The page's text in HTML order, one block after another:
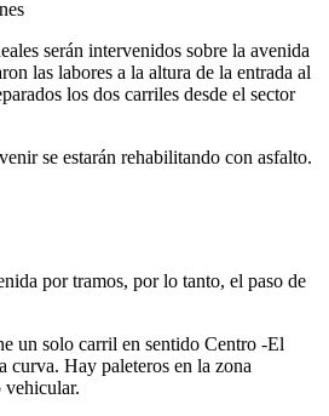
serán intervenidos sobre la avenida
las labores a la altura de la entrada al
los dos carriles desde el sector
se estarán rehabilitando con asfalto.
por tramos, por lo tanto, el paso de
un solo carril en sentido Centro -El
curva. Hay paleteros en la zona
vehicular.